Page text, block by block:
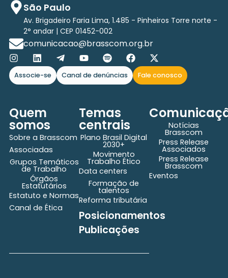
São Paulo
Av. Brigadeiro Faria Lima, 1.485 - Pinheiros Torre norte -
2° andar | CEP 01452-002
comunicacao@brasscom.org.br
Associe-se Canal de denúncias Fale conosco
Quem
somos
Sobre a Brasscom
Associadas
Grupos Temáticos
de Trabalho
Órgãos
Estatutários
Estatuto e Normas
Canal de Ética
Temas
centrais
Plano Brasil Digital
2030+
Movimento
Trabalho Ético
Data centers
Formação de
talentos
Reforma tributária
Posicionamentos
Publicações
Notícias
Brasscom
Press Release
Associados
Press Release
Brasscom
Eventos